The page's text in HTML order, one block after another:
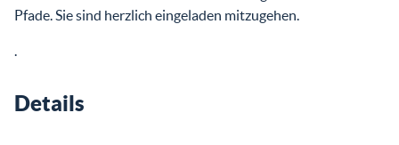
Pfade. Sie sind herzlich eingeladen mitzugehen.
Details